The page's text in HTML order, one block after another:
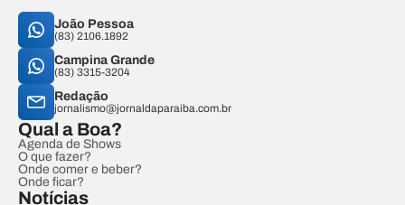
João Pessoa
(83) 2106.1892
Campina Grande
(83) 3315-3204
Redação
jornalismo@jornaldaparaiba.com.br
Qual a Boa?
Agenda de Shows
O que fazer?
Onde comer e beber?
Onde ficar?
Notícias